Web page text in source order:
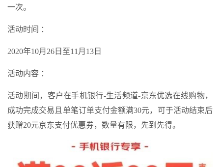
一次。
活动时间 ：
2020年10月26日至11月13日
活动内容 ：
活动期间，客户在手机银行-生活频道-京东优选在线购物，
成功完成交易且单笔订单支付金额满30元，可于活动结束后
获赠20元京东支付优惠券，数量有限，先到先得。